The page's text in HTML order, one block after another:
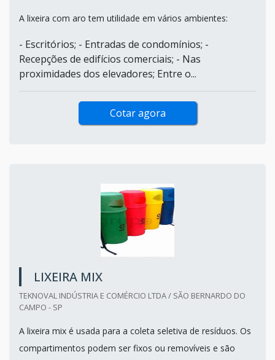
A lixeira com aro tem utilidade em vários ambientes:
- Escritórios; - Entradas de condomínios; -
Recepções de edifícios comerciais; - Nas
proximidades dos elevadores; Entre o...
Cotar agora
LIXEIRA MIX
TEKNOVAL INDÚSTRIA E COMÉRCIO LTDA / SÃO BERNARDO DO
CAMPO - SP
A lixeira mix é usada para a coleta seletiva de resíduos. Os
compartimentos podem ser fixos ou removíveis e são